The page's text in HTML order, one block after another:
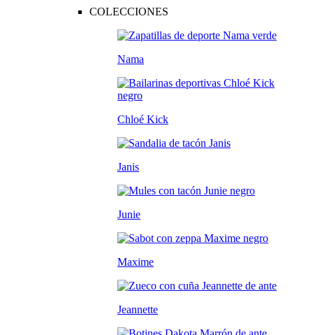
COLECCIONES
Nama
Chloé Kick
Janis
Junie
Maxime
Jeannette